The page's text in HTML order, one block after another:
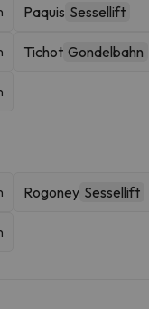
Paquis Sessellift
Tichot Gondelbahn
Rogoney Sessellift